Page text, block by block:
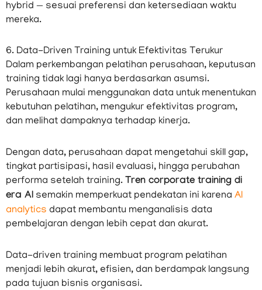
hybrid — sesuai preferensi dan ketersediaan waktu
mereka.
6. Data-Driven Training untuk Efektivitas Terukur
Dalam perkembangan pelatihan perusahaan, keputusan
training tidak lagi hanya berdasarkan asumsi.
Perusahaan mulai menggunakan data untuk menentukan
kebutuhan pelatihan, mengukur efektivitas program,
dan melihat dampaknya terhadap kinerja.
Dengan data, perusahaan dapat mengetahui skill gap,
tingkat partisipasi, hasil evaluasi, hingga perubahan
performa setelah training. Tren corporate training di
era AI semakin memperkuat pendekatan ini karena AI
analytics dapat membantu menganalisis data
pembelajaran dengan lebih cepat dan akurat.
Data-driven training membuat program pelatihan
menjadi lebih akurat, efisien, dan berdampak langsung
pada tujuan bisnis organisasi.